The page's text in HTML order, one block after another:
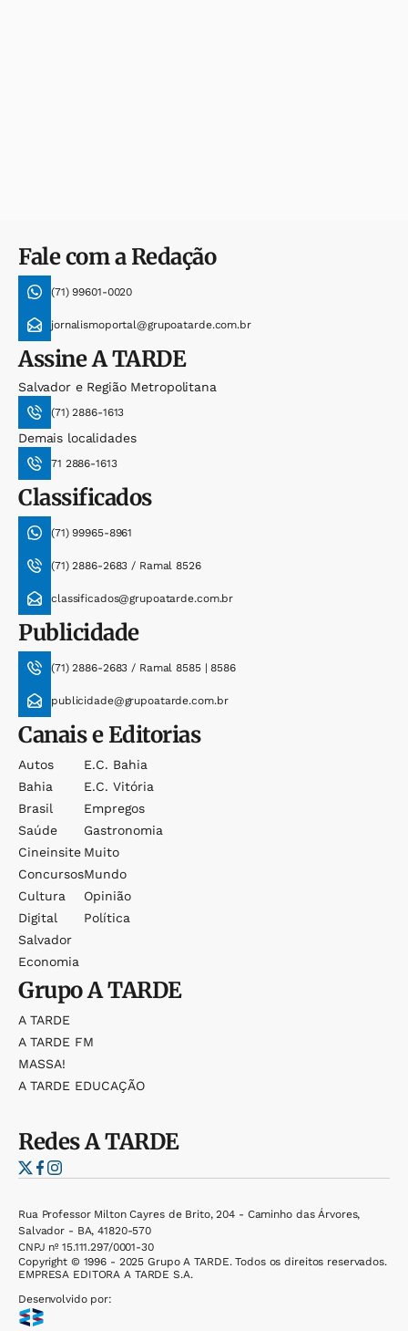
Fale com a Redação
(71) 99601-0020
jornalismoportal@grupoatarde.com.br
AssineA TARDE
Salvador e Região Metropolitana
(71) 2886-1613
Demais localidades
71 2886-1613
Classificados
(71) 99965-8961
(71) 2886-2683 / Ramal 8526
classificados@grupoatarde.com.br
Publicidade
(71) 2886-2683 / Ramal 8585 | 8586
publicidade@grupoatarde.com.br
Canais e Editorias
Autos
Bahia
Brasil
Saúde
Cineinsite
Concursos
Cultura
Digital
Salvador
Economia
E.c. Bahia
E.c. Vitória
Empregos
Gastronomia
Muito
Mundo
Opinião
Política
GrupoA TARDE
A TARDE
A TARDE FM
MASSA!
A TARDE EDUCAÇÃO
RedesA TARDE
Rua Professor Milton Cayres de Brito, 204 - Caminho das Árvores,
Salvador - BA, 41820-570
CNPJ nº 15.111.297/0001-30
Copyright © 1996 - 2025 Grupo A TARDE. Todos os direitos reservados.
EMPRESA EDITORA A TARDE S.A.
Desenvolvido por: